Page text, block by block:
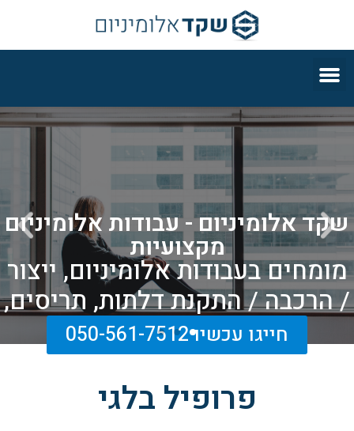
שקד אלומיניום - עבודות אלומיניום
מקצועיות
מומחים בעבודות אלומיניום, ייצור
/ הרכבה / התקנת דלתות, תריסים,
חלונות ועוד.חייגו עכשיו 050-561-7512
פרופיל בלגי